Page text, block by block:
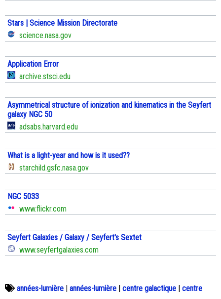
Stars | Science Mission Directorate
science.nasa.gov
Application Error
archive.stsci.edu
Asymmetrical structure of ionization and kinematics in the Seyfert
galaxy NGC 50
adsabs.harvard.edu
What is a light-year and how is it used??
starchild.gsfc.nasa.gov
NGC 5033
www.flickr.com
Seyfert Galaxies / Galaxy / Seyfert's Sextet
www.seyfertgalaxies.com
années-lumière | années-lumière | centre galactique | centre